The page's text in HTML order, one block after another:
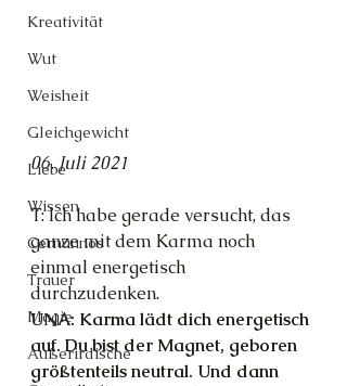
Kreativität
Wut
Weisheit
Gleichgewicht
Liebe
Wissen
Cernunnos
Trauer
Magie
Außerirdische
06. Juli 2021
T: Ich habe gerade versucht, das
ganze mit dem Karma noch
einmal energetisch
durchzudenken.
UNA: Karma lädt dich energetisch
auf. Du bist der Magnet, geboren
größtenteils neutral. Und dann